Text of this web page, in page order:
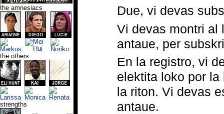
Due, vi devas
Vi devas montri al
antaue, per
En la registro, vi
elektita loko por
la riton. Vi devas
antaue.
the amnesiacs
the others
strengths